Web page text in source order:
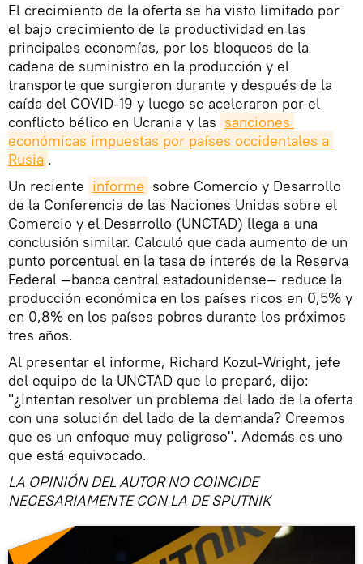
El crecimiento de la oferta se ha visto limitado por
el bajo crecimiento de la productividad en las
principales economías, por los bloqueos de la
cadena de suministro en la producción y el
transporte que surgieron durante y después de la
caída del COVID-19 y luego se aceleraron por el
conflicto bélico en Ucrania y las sanciones
económicas impuestas por países occidentales a
Rusia .
Un reciente informe sobre Comercio y Desarrollo
de la Conferencia de las Naciones Unidas sobre el
Comercio y el Desarrollo (UNCTAD) llega a una
conclusión similar. Calculó que cada aumento de un
punto porcentual en la tasa de interés de la Reserva
Federal —banca central estadounidense— reduce la
producción económica en los países ricos en 0,5% y
en 0,8% en los países pobres durante los próximos
tres años.
Al presentar el informe, Richard Kozul-Wright, jefe
del equipo de la UNCTAD que lo preparó, dijo:
"¿Intentan resolver un problema del lado de la oferta
con una solución del lado de la demanda? Creemos
que es un enfoque muy peligroso". Además es uno
que está equivocado.
LA OPINIÓN DEL AUTOR NO COINCIDE
NECESARIAMENTE CON LA DE SPUTNIK